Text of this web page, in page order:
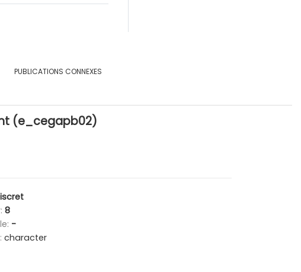
PUBLICATIONS CONNEXES
(e_cegapb02)
8
-
character